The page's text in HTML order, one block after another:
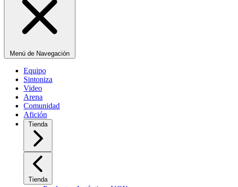
Menú de Navegación
Equipo
Sintoniza
Video
Arena
Comunidad
Afición
Tienda
Tienda